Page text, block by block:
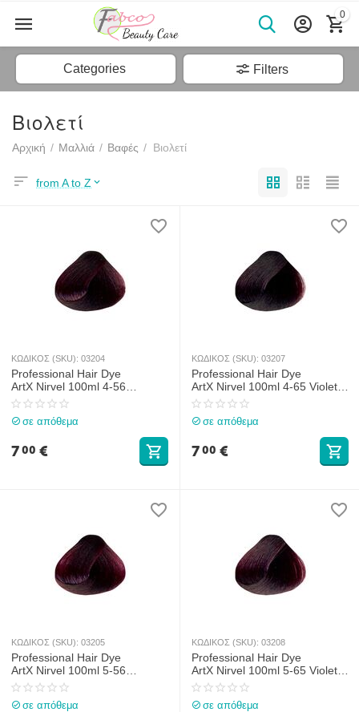
0
Categories Filters
Βιολετί
Αρχική / Μαλλιά / Βαφές / Βιολετί
from A to Z
ΚΩΔΙΚΟΣ (SKU): 03204
Professional Hair Dye
ArtX Nirvel 100ml 4-56
Burgundy Medium Chestnut
σε απόθεμα
700 €
ΚΩΔΙΚΟΣ (SKU): 03207
Professional Hair Dye
ArtX Nirvel 100ml 4-65 Violet
Medium Chestnut
σε απόθεμα
700 €
ΚΩΔΙΚΟΣ (SKU): 03205
Professional Hair Dye
ArtX Nirvel 100ml 5-56
Burgundy Light Chestnut
σε απόθεμα
ΚΩΔΙΚΟΣ (SKU): 03208
Professional Hair Dye
ArtX Nirvel 100ml 5-65 Violet
Light Chestnut
σε απόθεμα